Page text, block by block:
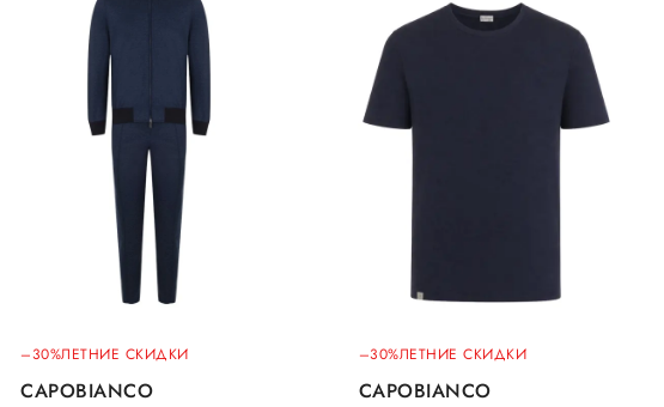
–30%ЛЕТНИЕ СКИДКИ
CAPOBIANCO
–30%ЛЕТНИЕ СКИДКИ
CAPOBIANCO